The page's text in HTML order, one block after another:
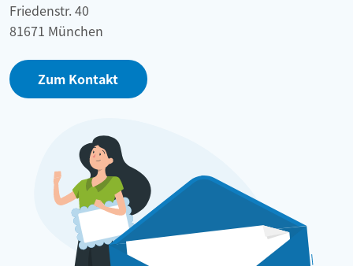
Friedenstr. 40
81671 München
Zum Kontakt